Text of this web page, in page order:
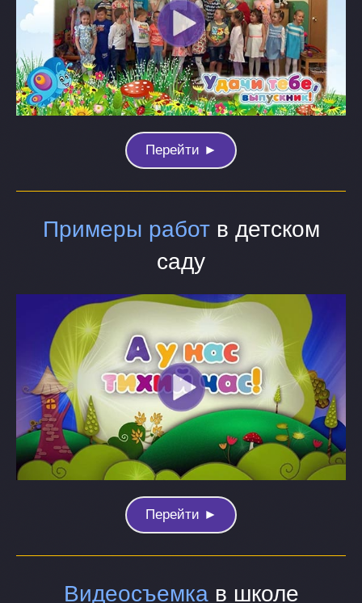
Перейти ►
Примеры работв детском
саду
Перейти ►
Видеосъемкав школе